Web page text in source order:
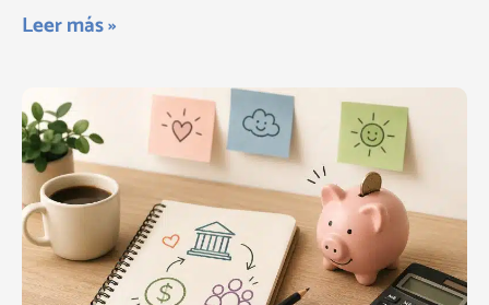
Leer más »